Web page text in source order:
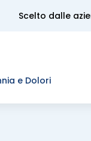
Scelto dalle
e Dolori